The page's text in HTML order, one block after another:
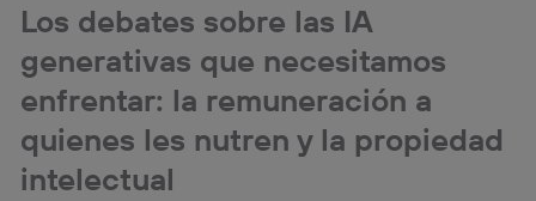
Los debates sobre las IA
generativas que necesitamos
enfrentar: la remuneración a
quienes les nutren y la propiedad
intelectual